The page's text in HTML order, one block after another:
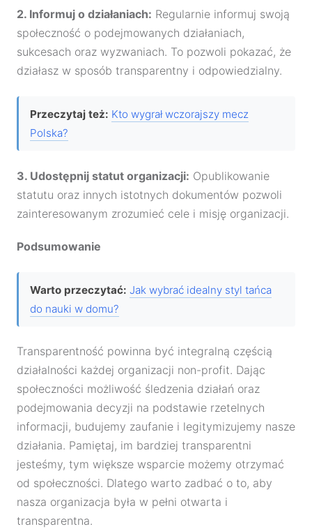
2. Informuj o działaniach: Regularnie informuj swoją
społeczność o podejmowanych działaniach,
sukcesach oraz wyzwaniach. To pozwoli pokazać, że
działasz w sposób transparentny i odpowiedzialny.
Przeczytaj też: Kto wygrał wczorajszy mecz
Polska?
3. Udostępnij statut organizacji: Opublikowanie
statutu oraz innych istotnych dokumentów pozwoli
zainteresowanym zrozumieć cele i misję organizacji.
Podsumowanie
Warto przeczytać: Jak wybrać idealny styl tańca
do nauki w domu?
Transparentność powinna być integralną częścią
działalności każdej organizacji non-profit. Dając
społeczności możliwość śledzenia działań oraz
podejmowania decyzji na podstawie rzetelnych
informacji, budujemy zaufanie i legitymizujemy nasze
działania. Pamiętaj, im bardziej transparentni
jesteśmy, tym większe wsparcie możemy otrzymać
od społeczności. Dlatego warto zadbać o to, aby
nasza organizacja była w pełni otwarta i
transparentna.